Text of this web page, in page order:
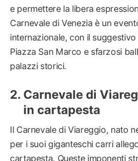
e permettere la libera
Carnevale di Venezia è un
internazionale, con il suggestivo
Piazza San Marco e sfarzosi
palazzi storici.
Carnevale di
in cartapesta
Il Carnevale di Viareggio, nato
per i suoi giganteschi carri
cartapesta. Queste imponenti